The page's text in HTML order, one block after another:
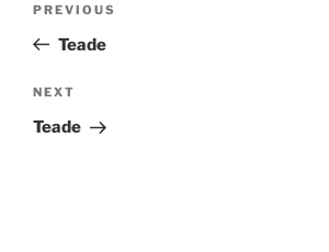
Previous
Post
PREVIOUS
Teade
Next
Post
NEXT
Teade